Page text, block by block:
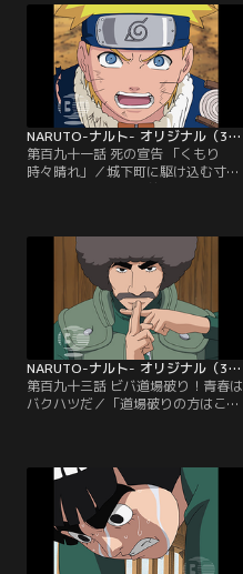
トは逆転に繋がるある発見をする。
一方、先をゆくヒナタとハルナ。仲
間の合流を待とうとするヒナタにハ
ルナは「早く自分を安全な所に連れ
て行け」と迫る。逡巡するヒナタに
ハルナは…？【提供：バンダイチャ
ンネル】
NARUTO-ナルト- オリジナル（3） 動乱編 第191話
第百九十一話 死の宣告 「くもり
時々晴れ」／城下町に駆け込む寸前
のナルトとハルナの前に立ちはだか
ナを渡すように迫る。空気中の水分
で生成したレンズを用いて放たれる
レンガの強力な光線攻撃。満身創痍
のナルトとハルナに、レンガは自分
の野望とハルナの父が願ったことを
語る…。【提供：バンダイチャンネ
NARUTO-ナルト- オリジナル（3） 動乱編 第193話
第百九十三話 ビバ道場破り！青春は
バクハツだ／「道場破りの方はこち
近任務に追われ忙しいリーは、道場
を開けば道場破りがやってきて効率
的な修業ができると考えたのだっ
た。ナルトからことのあらましを聞
き、リーの心意気に感動したガイ
は…。【提供：バンダイチャンネ